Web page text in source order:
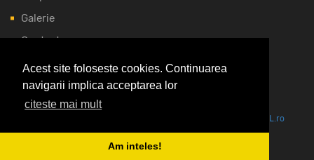
Acest site foloseste cookies. Continuarea
navigarii implica acceptarea lor
citeste mai mult
Am inteles!
Galerie
Contact
NOI ACCEPTAM:
Vezi oferta pe CEL.ro